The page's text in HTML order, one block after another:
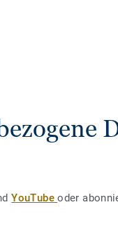
YouTubeoder